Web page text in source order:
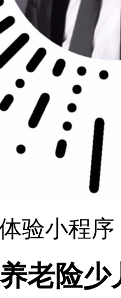
验小程序
老险